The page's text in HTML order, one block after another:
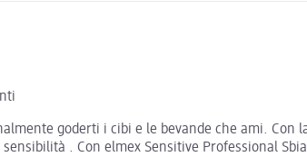
goderti i cibi e le bevande che ami. Con
. Con elmex Sensitive Professional